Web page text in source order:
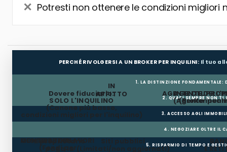
Potresti non ottenere le condizioni migliori
PERCHÉ RIVOLGERSI A UN BROKER PER INQUILINI: Il tuo
1. LA DISTINZIONE FONDAMENTALE:
AGENTE DEL
(Agente
IN
AFFITTO
AGENTE
(Broker per
Dovere fiduciario:
SOLO L'INQUILINO
(Canone più basso,
condizioni migliori per l'inquilino)
2. QUASI SEMPRE NON TI
3. ACCESSO AGLI
4. NEGOZIARE OLTRE IL
Il proprietario
paga la
Siti pubblici
(Limitati/non aggiornati) E RETI
MESI GRATUITI
CONTRIBUTO LAVORI
(Fondi per 5. RISPARMIO DI TEMPO E